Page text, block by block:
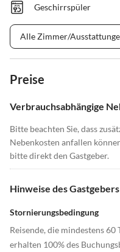
Geschirrspüler
Alle Zimmer/
Preise
Verbrauchsabhängige
Bitte beachten Sie, dass
Nebenkosten anfallen
bitte direkt den Gastgeber.
Hinweise des Gastgebers
Stornierungsbedingung
Reisende, die mindestens
erhalten 100% des